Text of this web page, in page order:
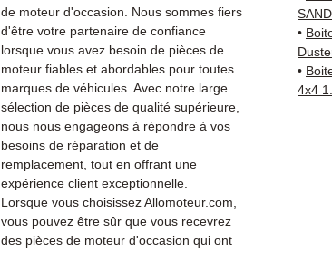
de moteur d'occasion. Nous sommes fiers
d'être votre partenaire de confiance
lorsque vous avez besoin de pièces de
moteur fiables et abordables pour toutes
marques de véhicules. Avec notre large
sélection de pièces de qualité supérieure,
nous nous engageons à répondre à vos
besoins de réparation et de
remplacement, tout en offrant une
expérience client exceptionnelle.
Lorsque vous choisissez Allomoteur.com,
vous pouvez être sûr que vous recevrez
des pièces de moteur d'occasion qui ont
•
•
4x4